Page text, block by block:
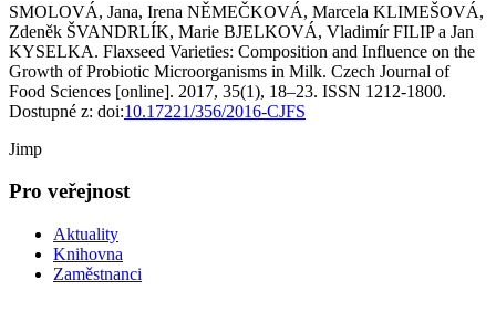
SMOLOVÁ, Jana, Irena NĚMEČKOVÁ, Marcela KLIMEŠOVÁ,
Zdeněk ŠVANDRLÍK, Marie BJELKOVÁ, Vladimír FILIP a Jan
KYSELKA. Flaxseed Varieties: Composition and Influence on the
Growth of Probiotic Microorganisms in Milk. Czech Journal of
Food Sciences [online]. 2017, 35(1), 18–23. ISSN 1212-1800.
Dostupné z: doi:10.17221/356/2016-CJFS
Jimp
Pro veřejnost
Aktuality
Knihovna
Zaměstnanci